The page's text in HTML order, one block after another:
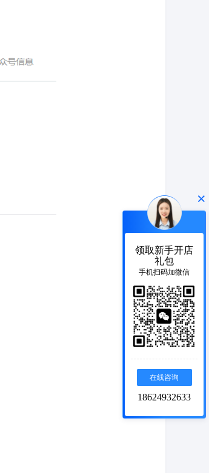
×
领取新手开店
礼包
手机扫码加微信
在线咨询
18624932633